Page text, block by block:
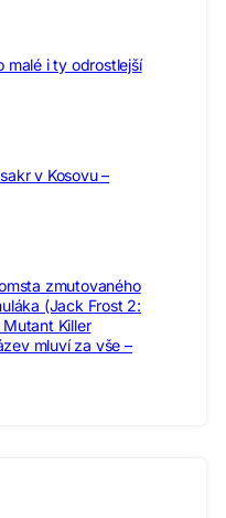
malé i ty odrostlejší
v Kosovu –
zmutovaného
(Jack Frost 2:
Killer
mluví za vše –